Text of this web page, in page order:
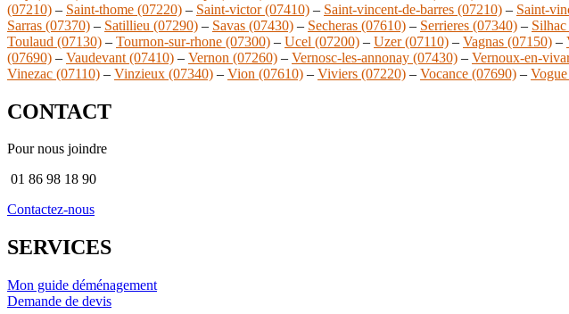
(07210) – Saint-thome (07220) – Saint-victor (07410) – Saint-vincent-de-barres (07210) – Saint-
Sarras (07370) – Satillieu (07290) – Savas (07430) – Secheras (07610) – Serrieres (07340) –
Toulaud (07130) – Tournon-sur-rhone (07300) – Ucel (07200) – Uzer (07110) – Vagnas (07150) –
(07690) – Vaudevant (07410) – Vernon (07260) – Vernosc-les-annonay (07430) – Vernoux-en-
Vinezac (07110) – Vinzieux (07340) – Vion (07610) – Viviers (07220) – Vocance (07690) –
CONTACT
Pour nous joindre
01 86 98 18 90
Contactez-nous
SERVICES
Mon guide déménagement
Demande de devis